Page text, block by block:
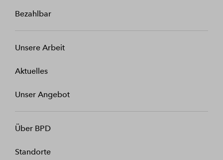
Bezahlbar
Unsere Arbeit
Aktuelles
Unser Angebot
Über BPD
Standorte